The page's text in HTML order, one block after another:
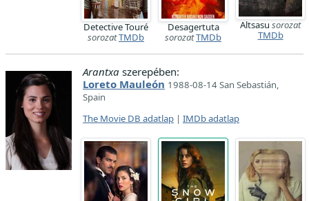
Detective Touré
sorozatTMDb
Desagertuta
sorozatTMDb
Altsasu sorozat
TMDb
Arantxa szerepében:
Loreto Mauleón 1988-08-14 San Sebastián,
Spain
The Movie DB adatlap | IMDb adatlap